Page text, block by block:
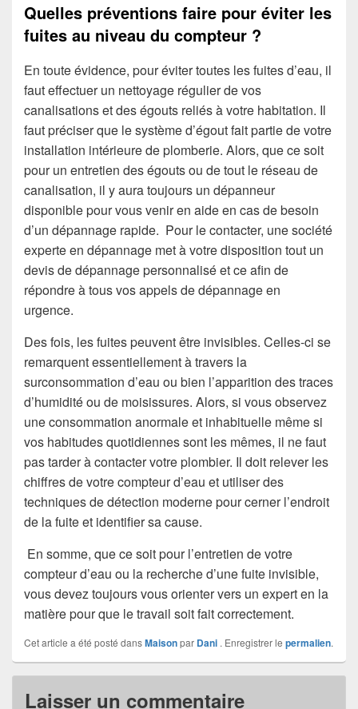
Quelles préventions faire pour éviter les
fuites au niveau du compteur ?
En toute évidence, pour éviter toutes les fuites d’eau, il
faut effectuer un nettoyage régulier de vos
canalisations et des égouts reliés à votre habitation. Il
faut préciser que le système d’égout fait partie de votre
installation intérieure de plomberie. Alors, que ce soit
pour un entretien des égouts ou de tout le réseau de
canalisation, il y aura toujours un dépanneur
disponible pour vous venir en aide en cas de besoin
d’un dépannage rapide. Pour le contacter, une société
experte en dépannage met à votre disposition tout un
devis de dépannage personnalisé et ce afin de
répondre à tous vos appels de dépannage en
urgence.
Des fois, les fuites peuvent être invisibles. Celles-ci se
remarquent essentiellement à travers la
surconsommation d’eau ou bien l’apparition des traces
d’humidité ou de moisissures. Alors, si vous observez
une consommation anormale et inhabituelle même si
vos habitudes quotidiennes sont les mêmes, il ne faut
pas tarder à contacter votre plombier. Il doit relever les
chiffres de votre compteur d’eau et utiliser des
techniques de détection moderne pour cerner l’endroit
de la fuite et identifier sa cause.
En somme, que ce soit pour l’entretien de votre
compteur d’eau ou la recherche d’une fuite invisible,
vous devez toujours vous orienter vers un expert en la
matière pour que le travail soit fait correctement.
Cet article a été posté dansMaisonpar Dani . Enregistrer le permalien.
Laisser un commentaire